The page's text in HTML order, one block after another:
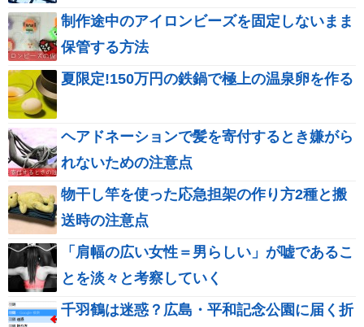
制作途中のアイロンビーズを固定しないまま
保管する方法
夏限定!150万円の鉄鍋で極上の温泉卵を作る
ヘアドネーションで髪を寄付するとき嫌がら
れないための注意点
物干し竿を使った応急担架の作り方2種と搬
送時の注意点
「肩幅の広い女性＝男らしい」が嘘であるこ
とを淡々と考察していく
千羽鶴は迷惑？広島・平和記念公園に届く折